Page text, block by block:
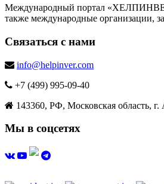
Международный портал «ХЕЛПИНВЕР
также международные организации,
Связаться с нами
info@helpinver.com
+7 (499) 995-09-40
143360, РФ, Московская область,
Мы в соцсетях